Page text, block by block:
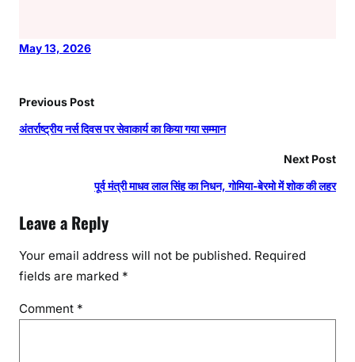
May 13, 2026
Previous Post
अंतर्राष्ट्रीय नर्स दिवस पर सेवाकार्य का किया गया सम्मान
Next Post
पूर्व मंत्री माधव लाल सिंह का निधन, गोमिया-बेरमो में शोक की लहर
Leave a Reply
Your email address will not be published. Required
fields are marked *
Comment *